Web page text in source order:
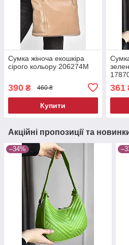
Сумка жіноча екошкіра
сірого кольору 206274M
390 ₴ 460 ₴
Купити
361
Акційні пропозиції та
–34%